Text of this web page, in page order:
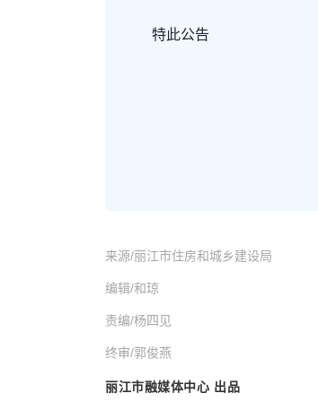
特此公告
来源/丽江市住房和城乡建设局
编辑/和琼
责编/杨四见
终审/郭俊燕
丽江市融媒体中心 出品